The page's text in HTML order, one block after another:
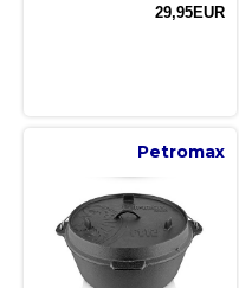
29,95EUR
Petromax